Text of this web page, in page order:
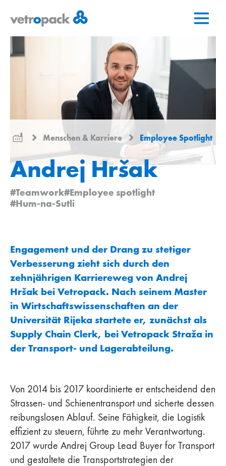
Startseite
Inhalt
springen
Kontakt
springen
Menschen & Karriere Employee Spotlight
Andrej Hršak
#Teamwork#Employee spotlight
#Hum-na-Sutli
Engagement und der Drang zu stetiger
Verbesserung zieht sich durch den
zehnjährigen Karriereweg von Andrej
Hršak bei Vetropack. Nach seinem Master
in Wirtschaftswissenschaften an der
Universität Rijeka startete er, zunächst als
Supply Chain Clerk, bei Vetropack Straža in
der Transport- und Lagerabteilung.
Von 2014 bis 2017 koordinierte er entscheidend den
Strassen- und Schienentransport und sicherte dessen
reibungslosen Ablauf. Seine Fähigkeit, die Logistik
effizient zu steuern, führte zu mehr Verantwortung.
2017 wurde Andrej Group Lead Buyer for Transport
und gestaltete die Transportstrategien der